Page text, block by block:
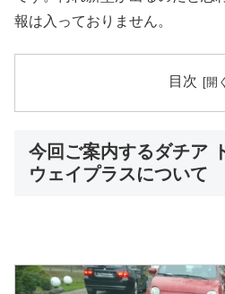
報は入っておりません。
目次
今回ご案内するダチア
ウェイプラスについて